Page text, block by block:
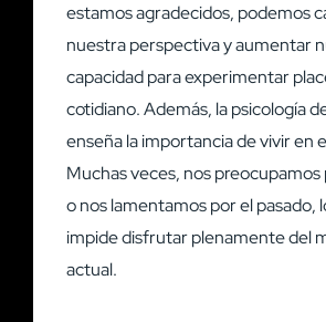
estamos agradecidos, podemos
nuestra perspectiva y aumentar
capacidad para experimentar
cotidiano. Además, la psicología
enseña la importancia de vivir en
Muchas veces, nos
o nos lamentamos por el pasado,
impide disfrutar plenamente del
actual.